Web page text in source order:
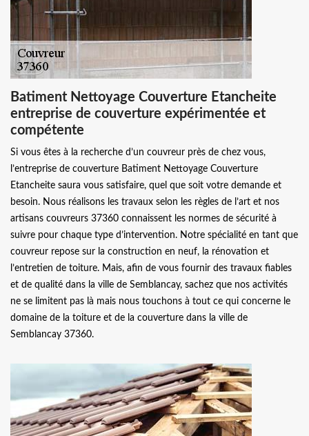
Batiment Nettoyage Couverture Etancheite
entreprise de couverture expérimentée et
compétente
Si vous êtes à la recherche d’un couvreur près de chez vous,
l’entreprise de couverture Batiment Nettoyage Couverture
Etancheite saura vous satisfaire, quel que soit votre demande et
besoin. Nous réalisons les travaux selon les règles de l’art et nos
artisans couvreurs 37360 connaissent les normes de sécurité à
suivre pour chaque type d’intervention. Notre spécialité en tant que
couvreur repose sur la construction en neuf, la rénovation et
l’entretien de toiture. Mais, afin de vous fournir des travaux fiables
et de qualité dans la ville de Semblancay, sachez que nos activités
ne se limitent pas là mais nous touchons à tout ce qui concerne le
domaine de la toiture et de la couverture dans la ville de
Semblancay 37360.